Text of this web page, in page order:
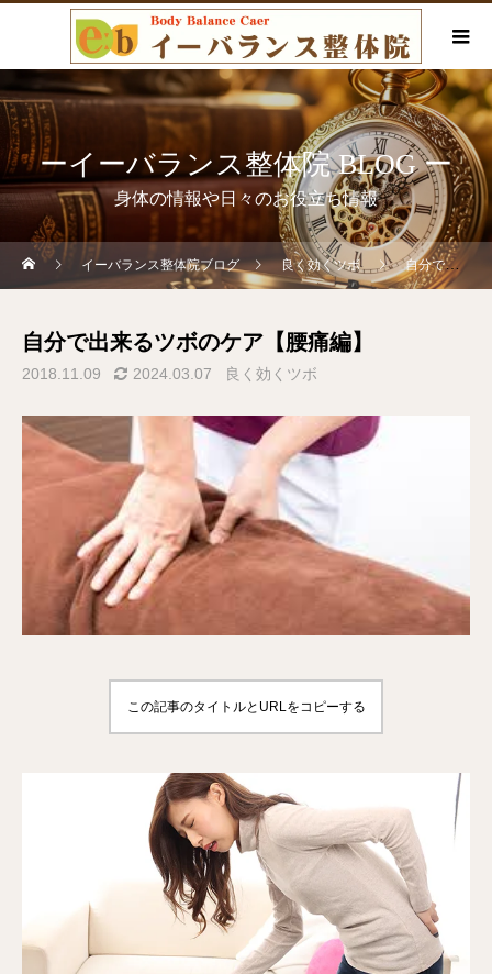
ーイーバランス整体院 BLOG ー
身体の情報や日々のお役立ち情報
イーバランス整体院ブログ 良く効くツボ 自分で出来るツボのケア【腰痛編】
自分で出来るツボのケア【腰痛編】
2018.11.09 2024.03.07 良く効くツボ
この記事のタイトルとURLをコピーする